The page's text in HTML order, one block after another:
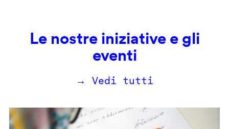
Le nostre iniziative e gli
eventi
→ Vedi tutti